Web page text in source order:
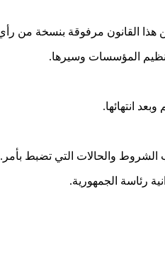
المؤسسات وسيرها.
انتهائها.
والحالات التي تضبط بأمر.
رئاسة الجمهورية.